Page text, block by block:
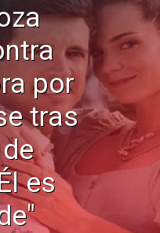
por
tras
es